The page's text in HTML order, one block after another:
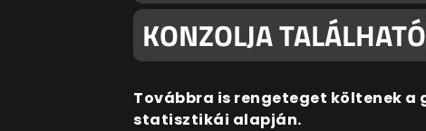
KONZOLJA TALÁLHATÓ
Továbbra is rengeteget költenek a
statisztikái alapján.